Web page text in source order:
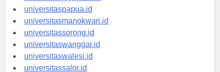
universitasjayapura.id
universitaspapua.id
universitasmanokwari.id
universitassorong.id
universitaswanggar.id
universitaswalesi.id